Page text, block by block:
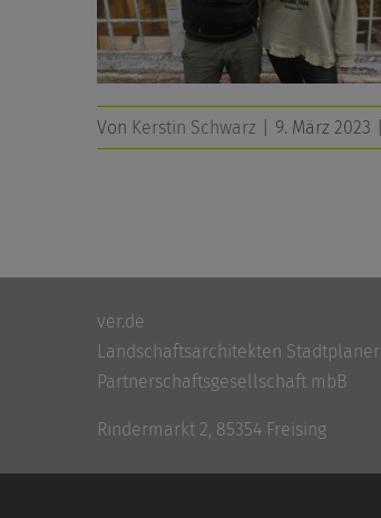
Von Kerstin Schwarz 9. März 2023
ver.de
Landschaftsarchitekten Stadtplaner
Partnerschaftsgesellschaft mbB
Rindermarkt 2, 85354 Freising